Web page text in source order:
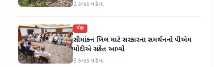
2 કલાક પહેલા
રાષ્ટ્રીય
સીમાંકન બિલ માટે સરકારના સમર્થનનો પીએમ
મોદીએ સંકેત આપ્યો
3 કલાક પહેલા